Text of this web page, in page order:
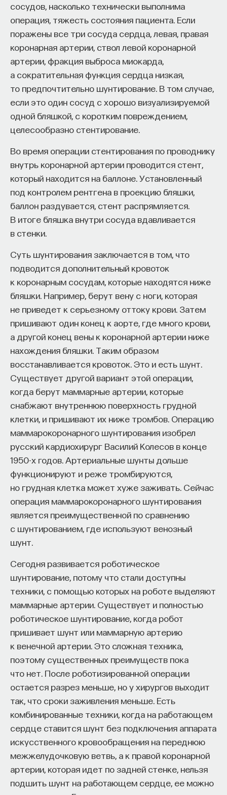
сосудов, насколько технически выполнима
операция, тяжесть состояния пациента. Если
поражены все три сосуда сердца, левая, правая
коронарная артерии, ствол левой коронарной
артерии, фракция выброса миокарда,
а сократительная функция сердца низкая,
то предпочтительно шунтирование. В том случае,
если это один сосуд с хорошо визуализируемой
одной бляшкой, с коротким повреждением,
целесообразно стентирование.
Во время операции стентирования по проводнику
внутрь коронарной артерии проводится стент,
который находится на баллоне. Установленный
под контролем рентгена в проекцию бляшки,
баллон раздувается, стент распрямляется.
В итоге бляшка внутри сосуда вдавливается
в стенки.
Суть шунтирования заключается в том, что
подводится дополнительный кровоток
к коронарным сосудам, которые находятся ниже
бляшки. Например, берут вену с ноги, которая
не приведет к серьезному оттоку крови. Затем
пришивают один конец к аорте, где много крови,
а другой конец вены к коронарной артерии ниже
нахождения бляшки. Таким образом
восстанавливается кровоток. Это и есть шунт.
Существует другой вариант этой операции,
когда берут маммарные артерии, которые
снабжают внутреннюю поверхность грудной
клетки, и пришивают их ниже тромбов. Операцию
маммарокоронарного шунтирования изобрел
русский кардиохирург Василий Колесов в конце
1950-х годов. Артериальные шунты дольше
функционируют и реже тромбируются,
но грудная клетка может хуже заживать. Сейчас
операция маммарокоронарного шунтирования
является преимущественной по сравнению
с шунтированием, где используют венозный
шунт.
Сегодня развивается роботическое
шунтирование, потому что стали доступны
техники, с помощью которых на роботе выделяют
маммарные артерии. Существует и полностью
роботическое шунтирование, когда робот
пришивает шунт или маммарную артерию
к венечной артерии. Это сложная техника,
поэтому существенных преимуществ пока
что нет. После роботизированной операции
остается разрез меньше, но у хирургов выходит
так, что сроки заживления меньше. Есть
комбинированные техники, когда на работающем
сердце ставится шунт без подключения аппарата
искусственного кровообращения на переднюю
межжелудочковую ветвь, а к правой коронарной
артерии, которая идет по задней стенке, нельзя
подшить шунт на работающем сердце, ее можно